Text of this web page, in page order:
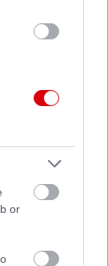
or